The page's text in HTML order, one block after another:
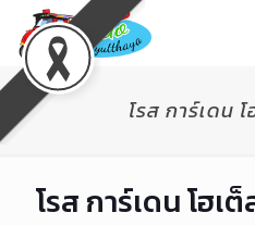
โรส การ์เดน
โรส การ์เดน โฮเ